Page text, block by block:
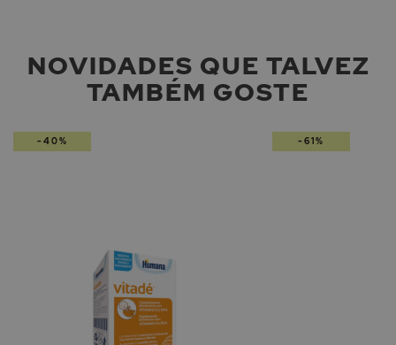
NOVIDADES QUE TALVEZ
TAMBÉM GOSTE
-40% -61%